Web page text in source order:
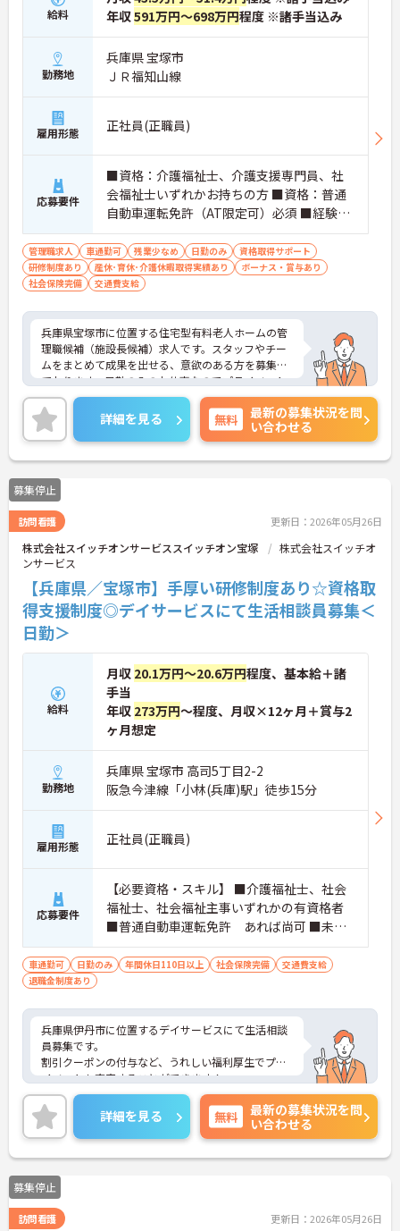
給料
年収591万円～698万円程度 ※諸手当込み
勤務地
兵庫県 宝塚市
ＪＲ福知山線
雇用形態 正社員(正職員)
応募要件
■資格：介護福祉士、介護支援専門員、社
会福祉士いずれかお持ちの方 ■資格：普通
自動車運転免許（AT限定可）必須 ■経験：
医療・福祉業界の施設長や管理職、経営企
画や施設管理経験必須
管理職求人 車通勤可 残業少なめ 日勤のみ
資格取得サポート
研修制度あり
産休･育休･介護休暇取得実績あり
ボーナス・賞与あり
社会保険完備
交通費支給
兵庫県宝塚市に位置する住宅型有料老人ホームの管
理職候補（施設長候補）求人です。スタッフやチー
ムをまとめて成果を出せる、意欲のある方を募集し
ております。日勤のみのお仕事なのでプライベート
も大切にしながら働くことができます。昇給・賞与
の実績もあるので頑張りがしっかりと評価される環
境です。
ご興味のある方には、面接対策ポイントなどさらに
詳細をお話いたしますので、お気軽にご相談くださ
い。
詳細を見る 無料
最新の募集状況を問
い合わせる
募集停止
訪問看護 更新日：2026年05月26日
株式会社スイッチオンサービススイッチオン宝塚
株式会社スイッチオ
ンサービス
【兵庫県／宝塚市】手厚い研修制度あり☆資格取
得支援制度◎デイサービスにて生活相談員募集＜
日勤＞
給料
月収 20.1万円～20.6万円程度、基本給＋諸
手当
年収 273万円～程度、月収×12ヶ月＋賞与2
ヶ月想定
勤務地
兵庫県 宝塚市 高司5丁目2-2
阪急今津線「小林(兵庫)駅」徒歩15分
雇用形態 正社員(正職員)
応募要件
【必要資格・スキル】 ■介護福祉士、社会
福祉士、社会福祉主事いずれかの有資格者
■普通自動車運転免許 あれば尚可 ■未経
験・ブランク可
車通勤可 日勤のみ 年間休日110日以上 社会保険完備
交通費支給
退職金制度あり
兵庫県伊丹市に位置するデイサービスにて生活相談
員募集です。
割引クーポンの付与など、うれしい福利厚生でプラ
イベートも充実することができます！
また、年間休日112日とお休みも多めですので、し
っかりとリフレッシュしながら働ける職場です。
ご興味のある方には、面接対策ポイントなど、さら
に詳細をお話いたしますので、お気軽にご相談くだ
さい。
詳細を見る 無料
最新の募集状況を問
い合わせる
募集停止
訪問看護 更新日：2026年05月26日